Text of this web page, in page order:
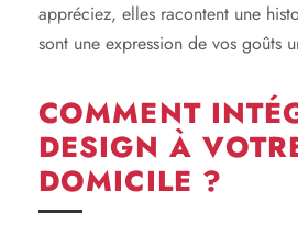
appréciez, elles racontent une
sont une expression de vos goûts
COMMENT
DESIGN À
DOMICILE ?